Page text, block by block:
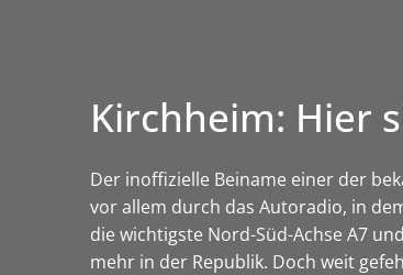
Kirchheim: Hier
Der inoffizielle Beiname einer der
vor allem durch das Autoradio, in
die wichtigste Nord-Süd-Achse A7
mehr in der Republik. Doch weit